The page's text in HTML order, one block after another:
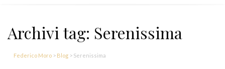
Archivi tag: Serenissima
Federico Moro > Blog > Serenissima